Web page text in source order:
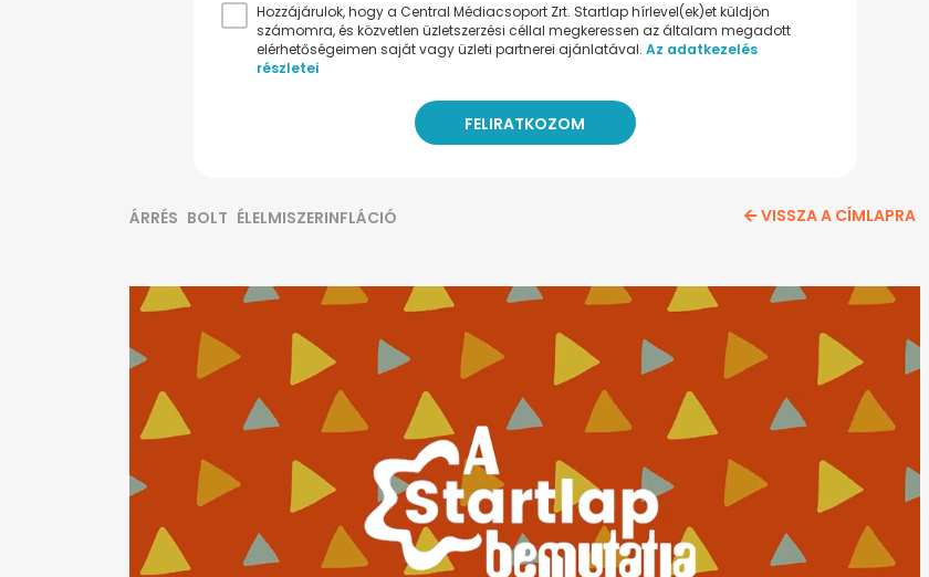
Hozzájárulok, hogy a Central Médiacsoport Zrt. Startlap hírlevel(ek)et küldjön
számomra, és közvetlen üzletszerzési céllal megkeressen az általam megadott
elérhetőségeimen saját vagy üzleti partnerei ajánlatával. Az adatkezelés
részletei
ÁRRÉS BOLT ÉLELMISZERINFLÁCIÓ VISSZA A CÍMLAPRA